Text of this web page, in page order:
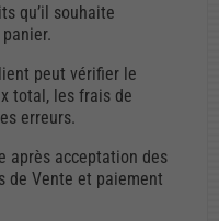
qu’il souhaite
peut vérifier le
total, les frais de
erreurs.
après acceptation des
de Vente et paiement